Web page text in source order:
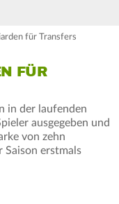
für Transfers
FÜR
in der laufenden
ausgegeben und
von zehn
Saison erstmals